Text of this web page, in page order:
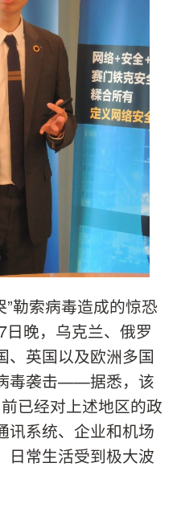
勒索病毒造成的惊恐
晚，乌克兰、俄罗
、英国以及欧洲多国
毒袭击——据悉，该
已经对上述地区的政
讯系统、企业和机场
日常生活受到极大波